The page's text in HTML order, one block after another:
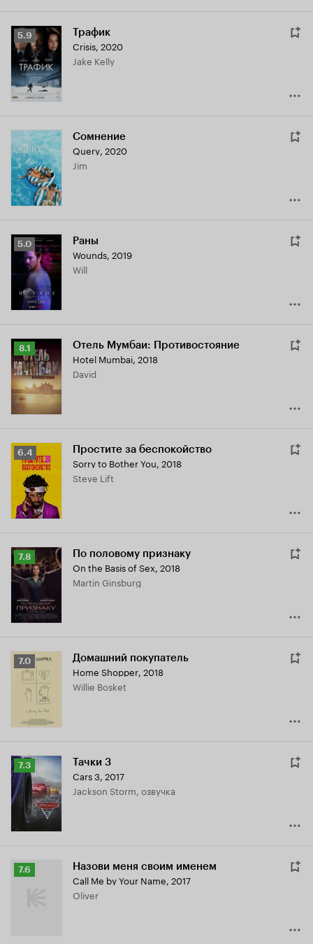
Рейтинг
Кинопоиска
5.9
5.9 Трафик
Crisis, 2020
Jake Kelly
Сомнение
Query, 2020
Jim
Рейтинг
Кинопоиска
5.0
5.0 Раны
Wounds, 2019
Will
Рейтинг
Кинопоиска
8.1
8.1 Отель Мумбаи: Противостояние
Hotel Mumbai, 2018
David
Рейтинг
Кинопоиска
6.4
6.4 Простите за беспокойство
Sorry to Bother You, 2018
Steve Lift
Рейтинг
Кинопоиска
7.8
7.8 По половому признаку
On the Basis of Sex, 2018
Martin Ginsburg
Рейтинг
Кинопоиска
7.0
7.0 Домашний покупатель
Home Shopper, 2018
Willie Bosket
Рейтинг
Кинопоиска
7.3
7.3 Тачки 3
Cars 3, 2017
Jackson Storm, озвучка
Рейтинг
7.6 Назови меня своим именем
Call Me by Your Name, 2017
Oliver